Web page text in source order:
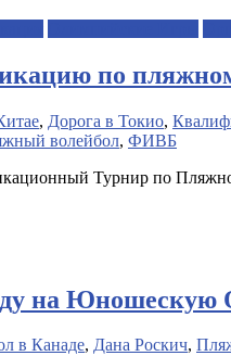
по
, Дорога в Токио,
волейбол, ФИВБ
Турнир по
на Юношескую
в Канаде, Дана Роскич,